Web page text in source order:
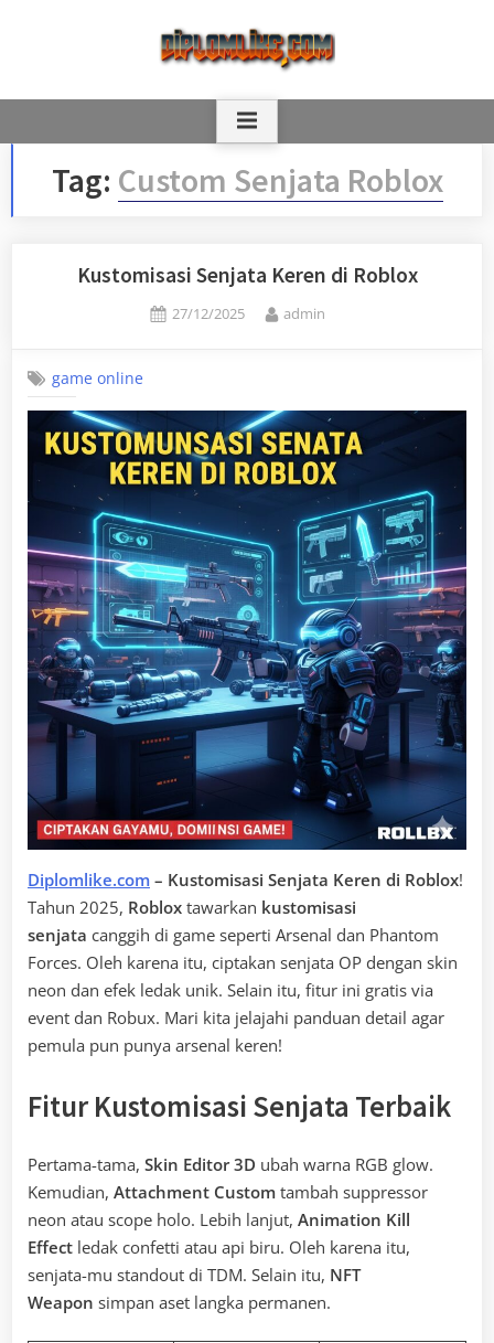
Tag: Custom Senjata Roblox
Kustomisasi Senjata Keren di Roblox
Posted
27/12/2025 By
admin
game online
Diplomlike.com – Kustomisasi Senjata Keren di Roblox!
Tahun 2025, Roblox tawarkan kustomisasi
senjata canggih di game seperti Arsenal dan Phantom
Forces. Oleh karena itu, ciptakan senjata OP dengan skin
neon dan efek ledak unik. Selain itu, fitur ini gratis via
event dan Robux. Mari kita jelajahi panduan detail agar
pemula pun punya arsenal keren!
Fitur Kustomisasi Senjata Terbaik
Pertama-tama, Skin Editor 3D ubah warna RGB glow.
Kemudian, Attachment Custom tambah suppressor
neon atau scope holo. Lebih lanjut, Animation Kill
Effect ledak confetti atau api biru. Oleh karena itu,
senjata-mu standout di TDM. Selain itu, NFT
Weapon simpan aset langka permanen.